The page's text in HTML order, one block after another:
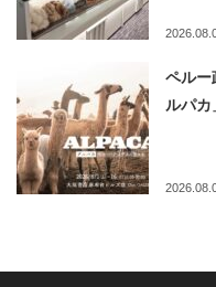
ペルー
ルパカ